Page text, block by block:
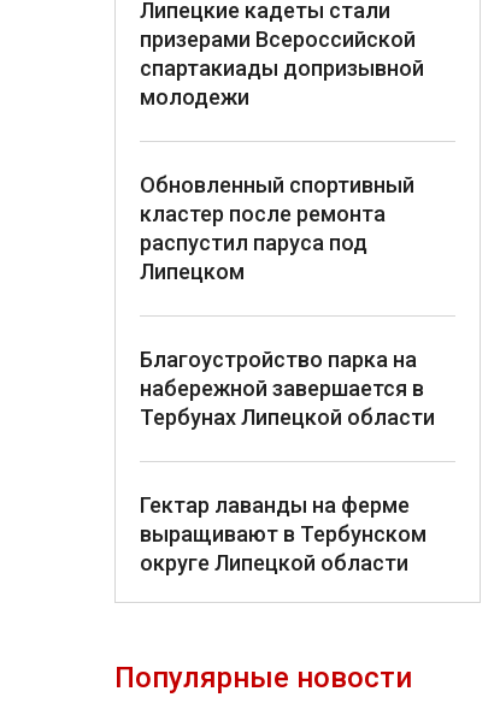
Липецкие кадеты стали
призерами Всероссийской
спартакиады допризывной
молодежи
Обновленный спортивный
кластер после ремонта
распустил паруса под
Липецком
Благоустройство парка на
набережной завершается в
Тербунах Липецкой области
Гектар лаванды на ферме
выращивают в Тербунском
округе Липецкой области
Популярные новости